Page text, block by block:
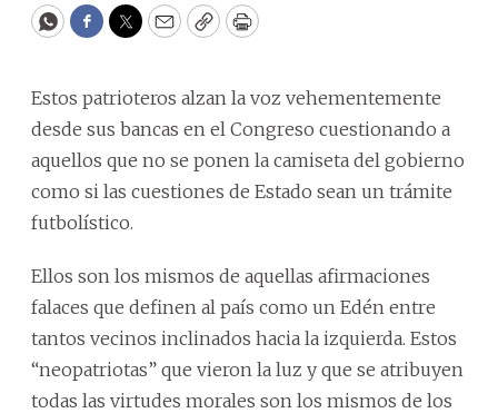
WhatsApp
Facebook
Twitter
EmailCopyPrint
Estos patrioteros alzan la voz vehementemente
desde sus bancas en el Congreso cuestionando a
aquellos que no se ponen la camiseta del gobierno
como si las cuestiones de Estado sean un trámite
futbolístico.
Ellos son los mismos de aquellas afirmaciones
falaces que definen al país como un Edén entre
tantos vecinos inclinados hacia la izquierda. Estos
“neopatriotas” que vieron la luz y que se atribuyen
todas las virtudes morales son los mismos de los